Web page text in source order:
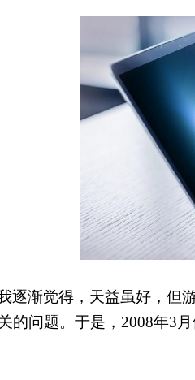
逐渐觉得，天益虽好，但
的问题。于是， 2008年3